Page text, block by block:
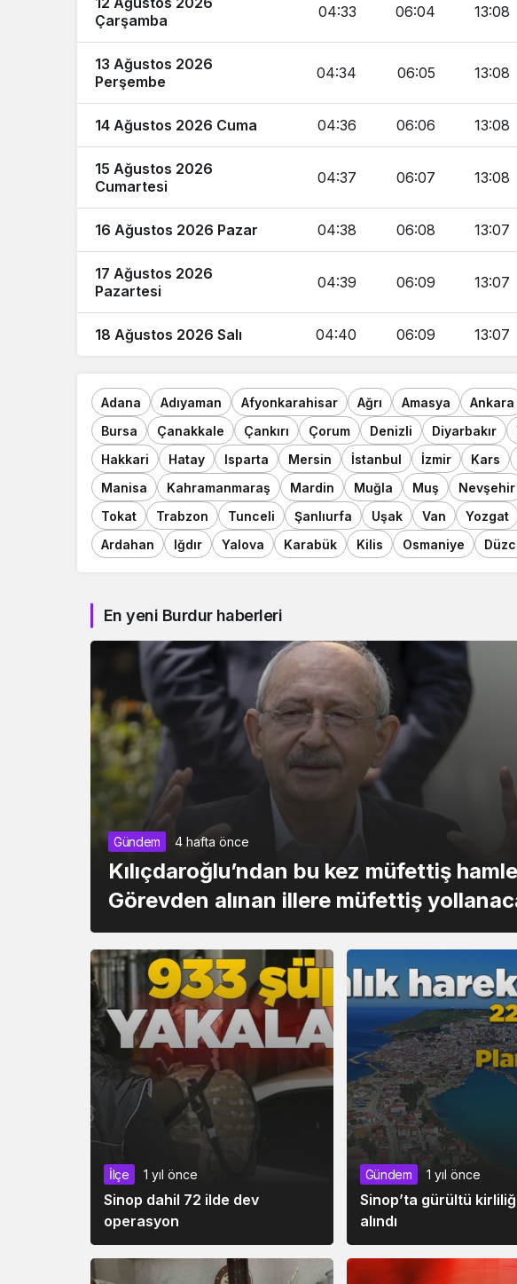
Çarşamba
04:33 06:04 13:08
13 Ağustos 2026
Perşembe
04:34 06:05 13:08
14 Ağustos 2026 Cuma 04:36 06:06 13:08
15 Ağustos 2026
Cumartesi
04:37 06:07 13:08
16 Ağustos 2026 Pazar 04:38 06:08 13:07
17 Ağustos 2026
Pazartesi
04:39 06:09 13:07
18 Ağustos 2026 Salı 04:40 06:09 13:07
Adana Adıyaman Afyonkarahisar Ağrı Amasya Ankara
Bursa
Çanakkale Çankırı Çorum Denizli Diyarbakır
Hakkari
Hatay Isparta Mersin İstanbul İzmir Kars
Manisa
Kahramanmaraş Mardin Muğla Muş Nevşehir
Tokat
Trabzon Tunceli Şanlıurfa Uşak Van Yozgat
Ardahan
Iğdır Yalova Karabük Kilis Osmaniye
En yeni Burdur haberleri
Gündem 4 hafta önce
Kılıçdaroğlu’ndan bu kez müfettiş
Görevden alınan illere müfettiş
İlçe 1 yıl önce
Sinop dahil 72 ilde dev
operasyon
Gündem 1 yıl önce
Sinop’ta gürültü
alındı